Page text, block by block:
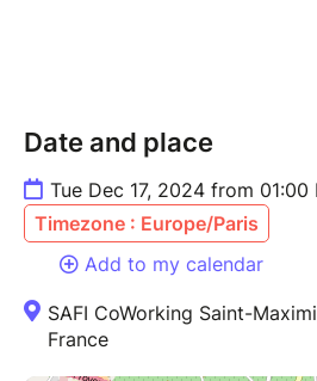
Date and place
Tue Dec 17, 2024 from
Timezone : Europe/Paris
Add to my calendar
SAFI CoWorking Saint-
France